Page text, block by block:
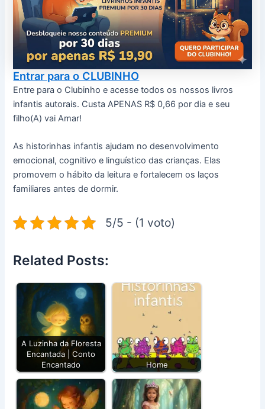
Entrar para o CLUBINHO
Entre para o Clubinho e acesse todos os nossos livros
infantis autorais. Custa APENAS R$ 0,66 por dia e seu
filho(A) vai Amar!
As historinhas infantis ajudam no desenvolvimento
emocional, cognitivo e linguístico das crianças. Elas
promovem o hábito da leitura e fortalecem os laços
familiares antes de dormir.
5/5 - (1 voto)
Related Posts:
A Luzinha da Floresta
Encantada | Conto
Encantado
Home